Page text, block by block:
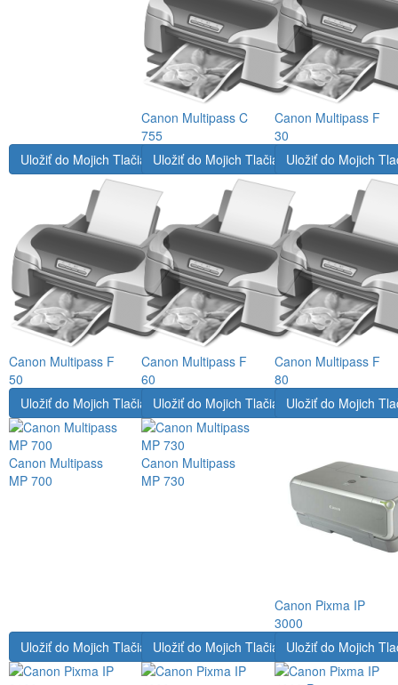
Canon Multipass C
755
Canon Multipass F
30
Uložiť do Mojich Tlačiarní
Canon Multipass F
50
Uložiť do Mojich Tlačiarní
Canon Multipass F
60
Uložiť do Mojich
Canon Multipass F
80
Uložiť do Mojich Tlačiarní
Canon Multipass
MP 700
Uložiť do Mojich Tlačiarní
Canon Multipass
MP 730
Uložiť do Mojich
Canon Pixma IP
3000
Uložiť do Mojich TlačiarníUložiť do Mojich TlačiarníUložiť do Mojich